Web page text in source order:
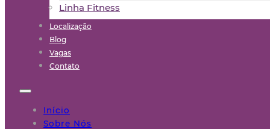
Linha Fitness
Localização
Blog
Vagas
Contato
Início
Sobre Nós